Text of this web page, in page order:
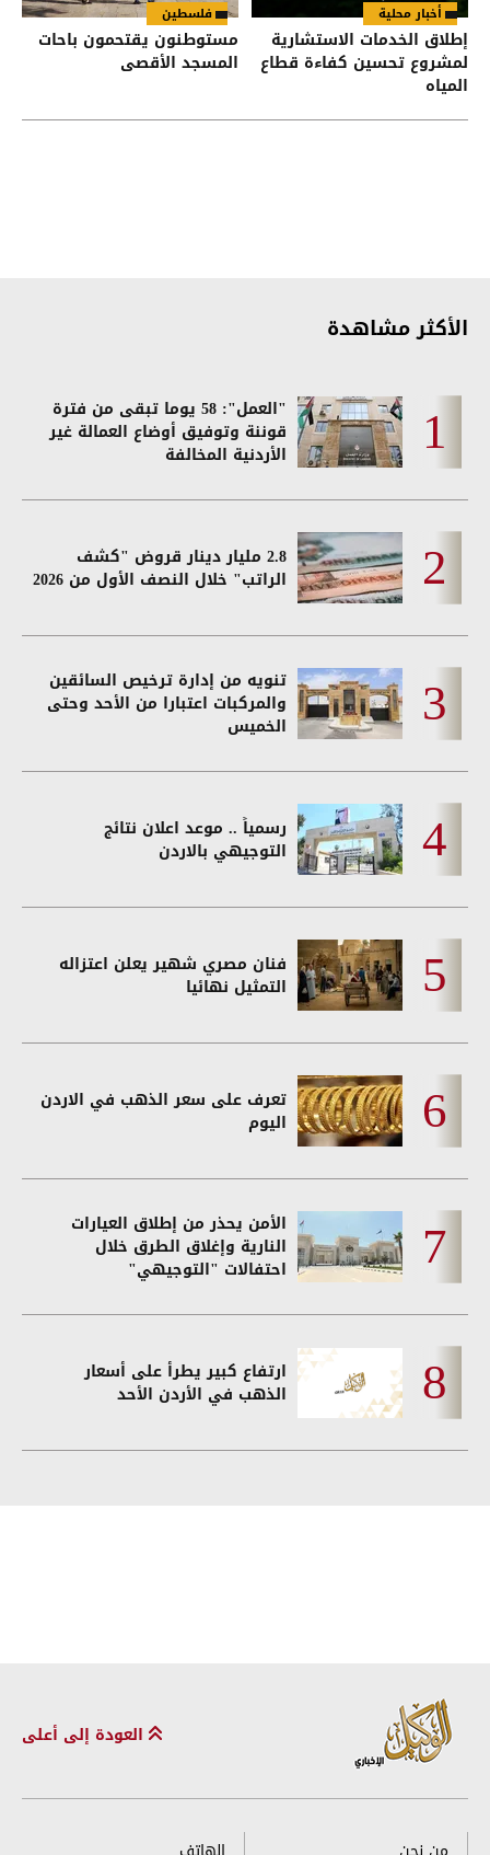
أخبار محلية
إطلاق الخدمات الاستشارية
لمشروع تحسين كفاءة قطاع
المياه
فلسطين
مستوطنون يقتحمون باحات
المسجد الأقصى
الأكثر مشاهدة
"العمل": 58 يوما تبقى من فترة
قوننة وتوفيق أوضاع العمالة غير
الأردنية المخالفة
2.8 مليار دينار قروض "كشف
الراتب" خلال النصف الأول من 2026
تنويه من إدارة ترخيص السائقين
والمركبات اعتبارا من الأحد وحتى
الخميس
رسمياً .. موعد اعلان نتائج
التوجيهي بالاردن
فنان مصري شهير يعلن اعتزاله
التمثيل نهائيا
تعرف على سعر الذهب في الاردن
اليوم
الأمن يحذر من إطلاق العيارات
النارية وإغلاق الطرق خلال
احتفالات "التوجيهي"
ارتفاع كبير يطرأ على أسعار
الذهب في الأردن الأحد
العودة إلى أعلى